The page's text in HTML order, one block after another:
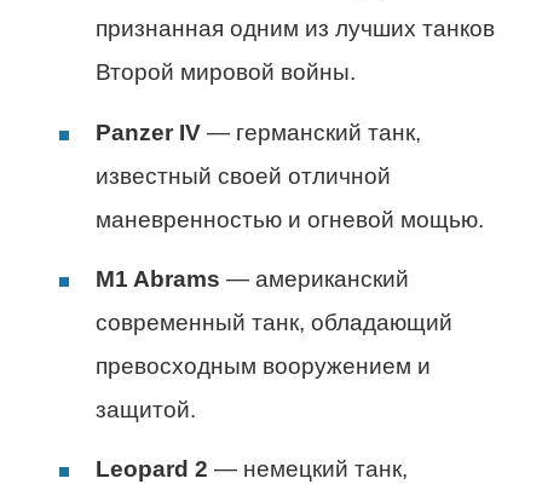
признанная одним из лучших танков
Второй мировой войны.
Panzer IV — германский танк,
известный своей отличной
маневренностью и огневой мощью.
M1 Abrams — американский
современный танк, обладающий
превосходным вооружением и
защитой.
Leopard 2 — немецкий танк,